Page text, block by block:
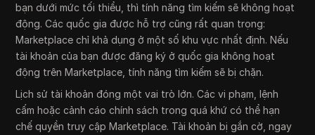
bạn dưới mức tối thiểu, thì tính năng tìm kiếm sẽ không hoạt
động. Các quốc gia được hỗ trợ cũng rất quan trọng:
Marketplace chỉ khả dụng ở một số khu vực nhất định. Nếu
tài khoản của bạn được đăng ký ở quốc gia không hoạt
động trên Marketplace, tính năng tìm kiếm sẽ bị chặn.
Lịch sử tài khoản đóng một vai trò lớn. Các vi phạm, lệnh
cấm hoặc cảnh cáo chính sách trong quá khứ có thể hạn
chế quyền truy cập Marketplace. Tài khoản bị gắn cờ, ngay